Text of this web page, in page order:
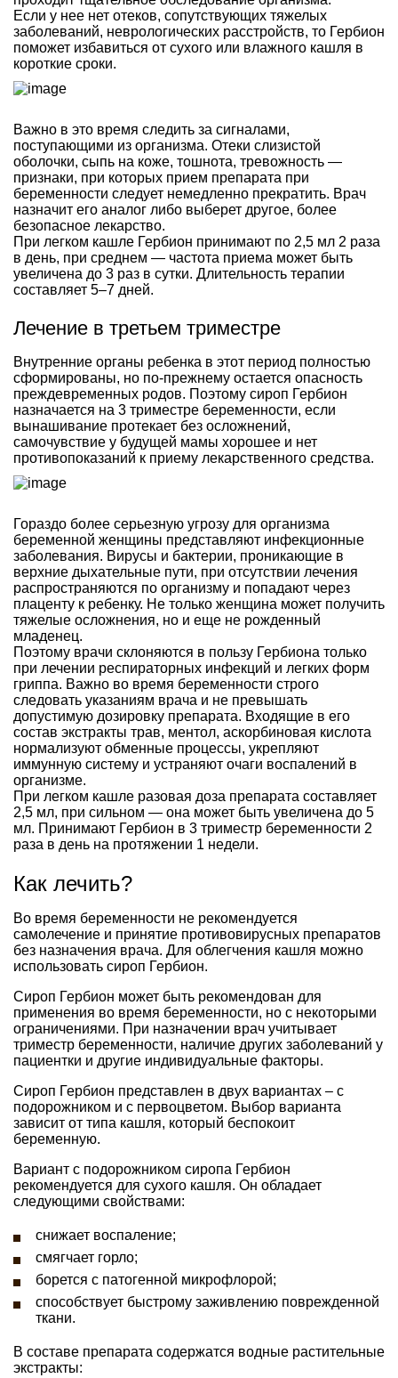
Если у нее нет отеков, сопутствующих тяжелых
заболеваний, неврологических расстройств, то Гербион
поможет избавиться от сухого или влажного кашля в
короткие сроки.
Важно в это время следить за сигналами,
поступающими из организма. Отеки слизистой
оболочки, сыпь на коже, тошнота, тревожность —
признаки, при которых прием препарата при
беременности следует немедленно прекратить. Врач
назначит его аналог либо выберет другое, более
безопасное лекарство.
При легком кашле Гербион принимают по 2,5 мл 2 раза
в день, при среднем — частота приема может быть
увеличена до 3 раз в сутки. Длительность терапии
составляет 5–7 дней.
Лечение в третьем триместре
Внутренние органы ребенка в этот период полностью
сформированы, но по-прежнему остается опасность
преждевременных родов. Поэтому сироп Гербион
назначается на 3 триместре беременности, если
вынашивание протекает без осложнений,
самочувствие у будущей мамы хорошее и нет
противопоказаний к приему лекарственного средства.
Гораздо более серьезную угрозу для организма
беременной женщины представляют инфекционные
заболевания. Вирусы и бактерии, проникающие в
верхние дыхательные пути, при отсутствии лечения
распространяются по организму и попадают через
плаценту к ребенку. Не только женщина может получить
тяжелые осложнения, но и еще не рожденный
младенец.
Поэтому врачи склоняются в пользу Гербиона только
при лечении респираторных инфекций и легких форм
гриппа. Важно во время беременности строго
следовать указаниям врача и не превышать
допустимую дозировку препарата. Входящие в его
состав экстракты трав, ментол, аскорбиновая кислота
нормализуют обменные процессы, укрепляют
иммунную систему и устраняют очаги воспалений в
организме.
При легком кашле разовая доза препарата составляет
2,5 мл, при сильном — она может быть увеличена до 5
мл. Принимают Гербион в 3 триместр беременности 2
раза в день на протяжении 1 недели.
Как лечить?
Во время беременности не рекомендуется
самолечение и принятие противовирусных препаратов
без назначения врача. Для облегчения кашля можно
использовать сироп Гербион.
Сироп Гербион может быть рекомендован для
применения во время беременности, но с некоторыми
ограничениями. При назначении врач учитывает
триместр беременности, наличие других заболеваний у
пациентки и другие индивидуальные факторы.
Сироп Гербион представлен в двух вариантах – с
подорожником и с первоцветом. Выбор варианта
зависит от типа кашля, который беспокоит
беременную.
Вариант с подорожником сиропа Гербион
рекомендуется для сухого кашля. Он обладает
следующими свойствами:
снижает воспаление;
смягчает горло;
борется с патогенной микрофлорой;
способствует быстрому заживлению поврежденной
ткани.
В составе препарата содержатся водные растительные
экстракты: